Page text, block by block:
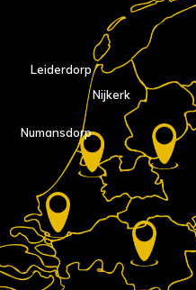
Nijkerk
Numansdorp
Leiderdorp